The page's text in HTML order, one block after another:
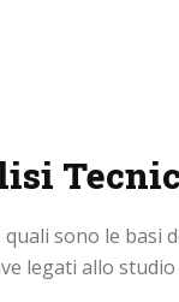
sono le basi
legati allo studio